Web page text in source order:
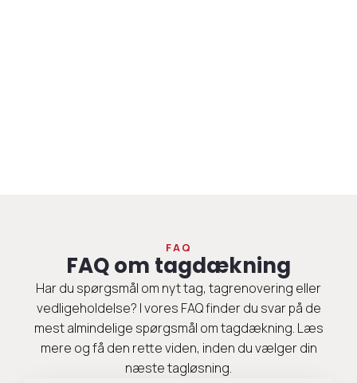
FAQ
FAQ om tagdækning
Har du spørgsmål om nyt tag, tagrenovering eller
vedligeholdelse? I vores FAQ finder du svar på de
mest almindelige spørgsmål om tagdækning. Læs
mere og få den rette viden, inden du vælger din
næste tagløsning.